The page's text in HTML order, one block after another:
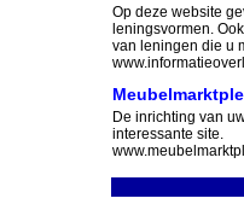
Op deze website
leningsvormen.
van leningen die u
De inrichting van
interessante site.